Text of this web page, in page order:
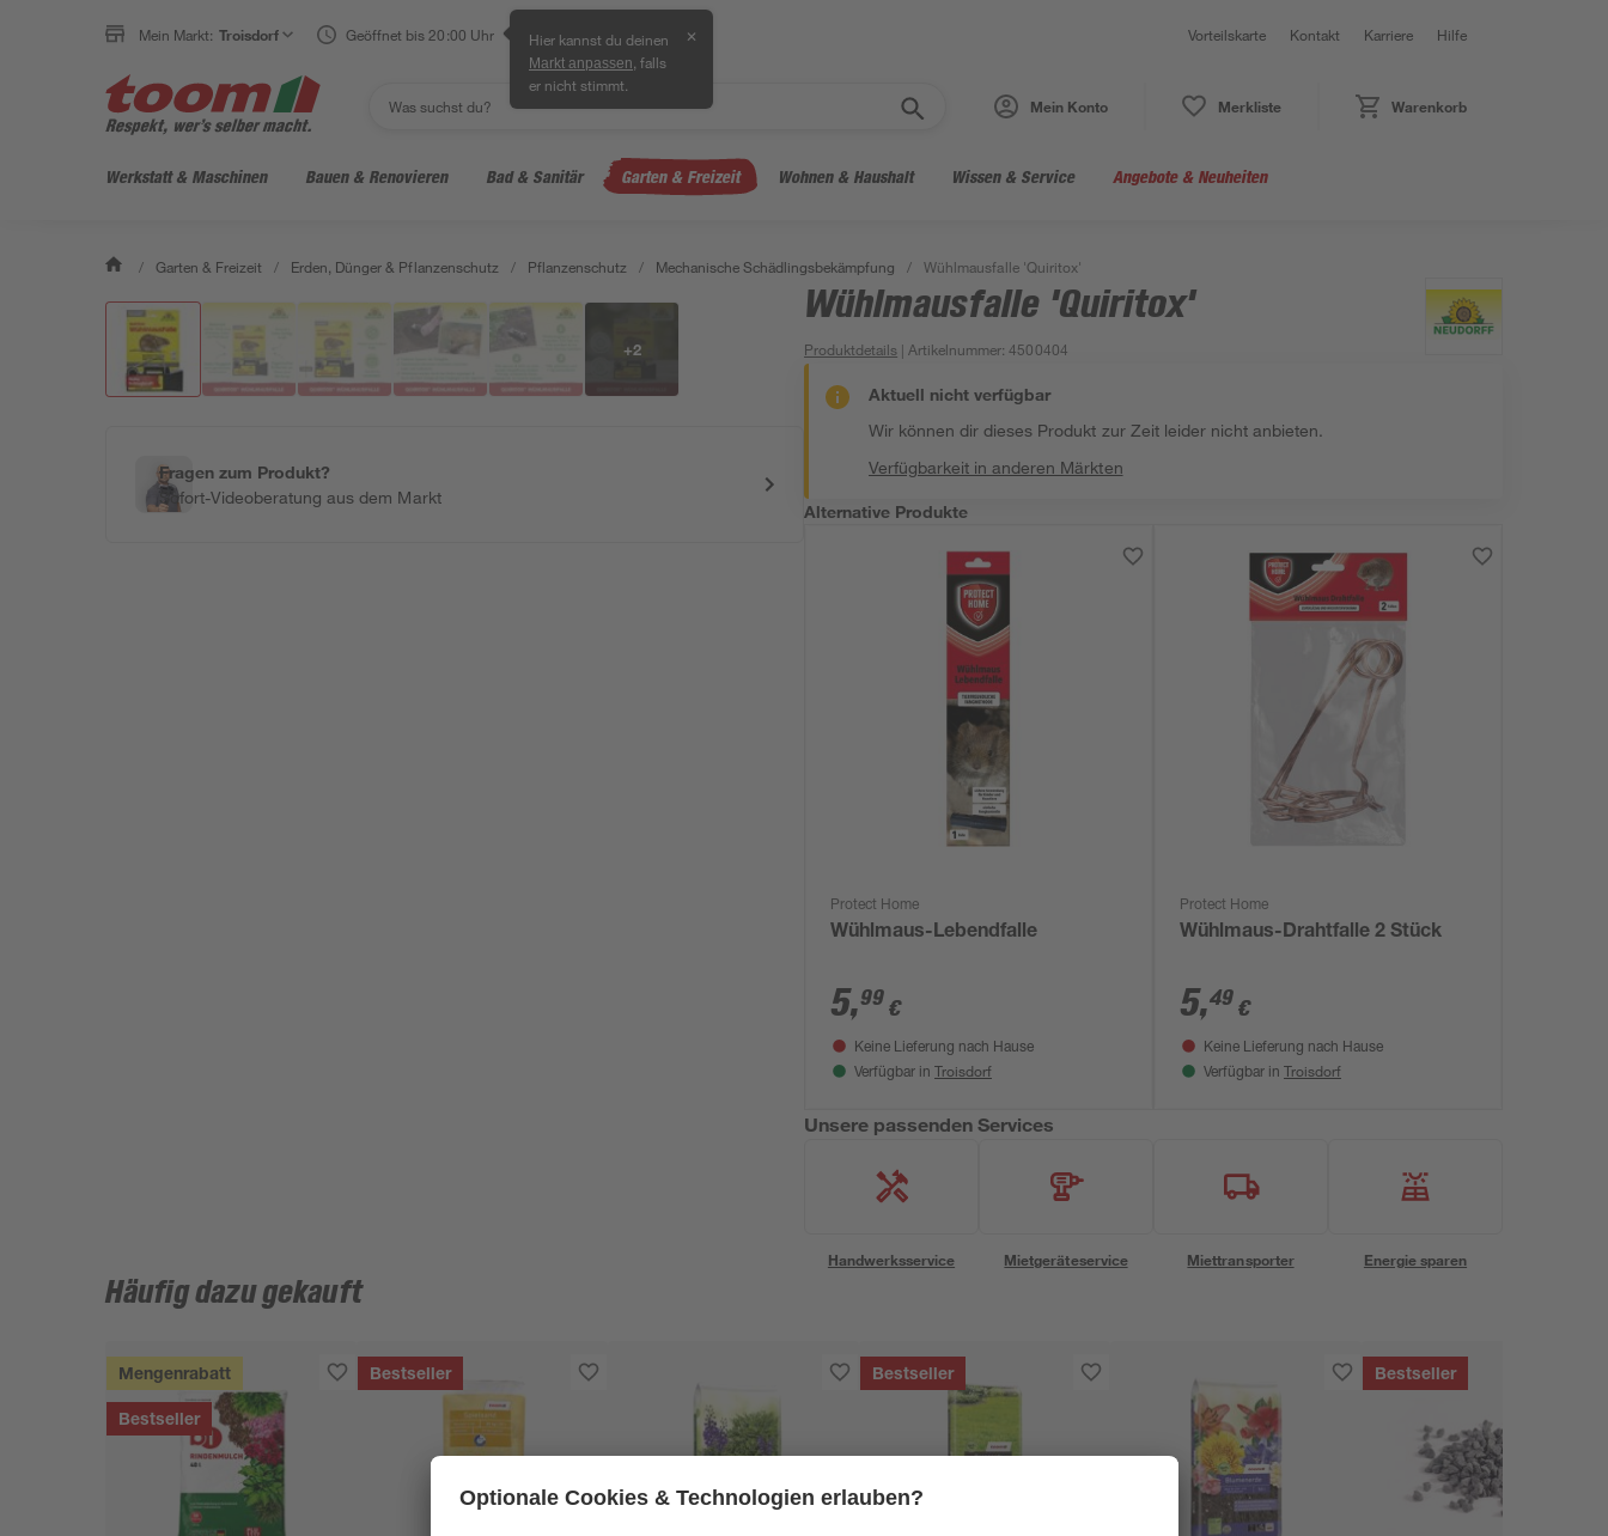
Mein Markt: Troisdorf Geöffnet bis 20:00 Uhr Hier kannst du deinen
Markt anpassen , falls
er nicht stimmt.
✕ Vorteilskarte Kontakt Karriere Hilfe
Mein Konto Merkliste Warenkorb
Werkstatt & Maschinen Bauen & Renovieren Bad & Sanitär Garten & Freizeit Wohnen & Haushalt Wissen & Service Angebote & Neuheiten
/ Garten & Freizeit / Erden, Dünger & Pflanzenschutz / Pflanzenschutz / Mechanische Schädlingsbekämpfung / Wühlmausfalle 'Quiritox'
+2
Fragen zum Produkt?
Sofort-Videoberatung aus dem Markt
Wühlmausfalle 'Quiritox'
Produktdetails | Artikelnummer:4500404
Aktuell nicht verfügbar
Wir können dir dieses Produkt zur Zeit leider nicht anbieten.
Verfügbarkeit in anderen Märkten
Alternative Produkte
Protect Home
Wühlmaus-Lebendfalle
5,99 €
Keine Lieferung nach Hause
Verfügbar in Troisdorf
Protect Home
Wühlmaus-Drahtfalle 2 Stück
5,49 €
Keine Lieferung nach Hause
Verfügbar in Troisdorf
Unsere passenden Services
Handwerksservice Mietgeräteservice Miettransporter Energie sparen
Häufig dazu gekauft
Mengenrabatt
Bestseller
Bestseller Bestseller Bestseller